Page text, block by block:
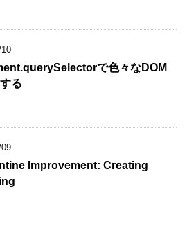
で色々なDOM
る
Improvement: Creating